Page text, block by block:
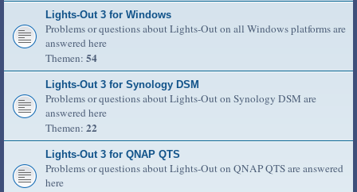
Lights-Out 3 for Windows
Problems or questions about Lights-Out on all Windows platforms are
answered here
Themen: 54
Lights-Out 3 for Synology DSM
Problems or questions about Lights-Out on Synology DSM are
answered here
Themen: 22
Lights-Out 3 for QNAP QTS
Problems or questions about Lights-Out on QNAP QTS are answered
here